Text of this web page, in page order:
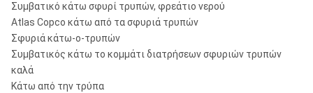
Συμβατικό κάτω σφυρί τρυπών, φρεάτιο νερού
Atlas Copco κάτω από τα σφυριά τρυπών
Σφυριά κάτω-ο-τρυπών
Συμβατικός κάτω το κομμάτι διατρήσεων σφυριών τρυπών
καλά
Κάτω από την τρύπα